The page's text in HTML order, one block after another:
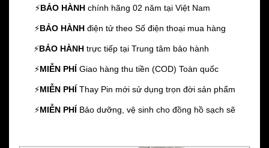
⚡️BẢO HÀNH chính hãng 02 năm tại Việt Nam
⚡️BẢO HÀNH điện tử theo Số điện thoại mua hàng
⚡️BẢO HÀNH trực tiếp tại Trung tâm bảo hành
⚡️MIỄN PHÍ Giao hàng thu tiền (COD) Toàn quốc
⚡️MIỄN PHÍ Thay Pin mới sử dụng trọn đời sản phẩm
⚡️MIỄN PHÍ Bảo dưỡng, vệ sinh cho đồng hồ sạch sẽ